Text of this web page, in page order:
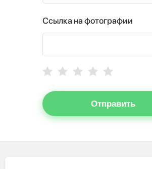
Ссылка на фотографии
Отправить